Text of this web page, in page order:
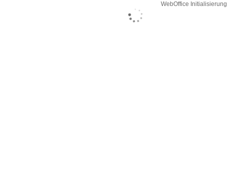
WebOffice Initialisierung